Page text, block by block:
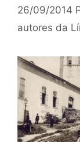
26/09/2014
autores da